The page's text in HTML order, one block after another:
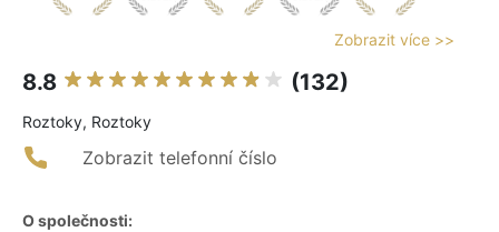
Zobrazit více >>
8.8 (132)
Roztoky, Roztoky
Zobrazit telefonní číslo
O společnosti: